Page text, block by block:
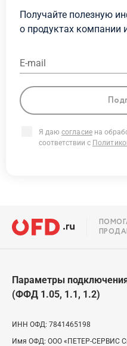
Получайте полезную
о продуктах компании
E-mail
Я даю согласиена
соответствии с
Параметры
(ФФД 1.05, 1.1, 1.2)
ИНН ОФД: 7841465198
Имя ОФД: ООО «ПЕТЕР-СЕРВИС